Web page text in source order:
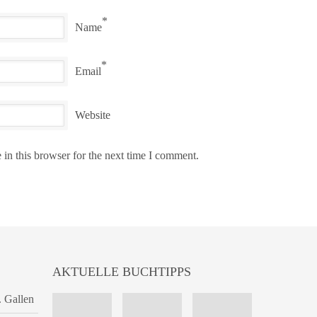
Name
*
Email
*
Website
in this browser for the next time I comment.
Gallen
AKTUELLE BUCHTIPPS